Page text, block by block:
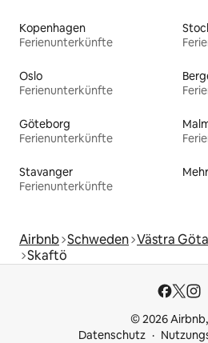
Kopenhagen
Ferienunterkünfte
Oslo
Ferienunterkünfte
Göteborg
Ferienunterkünfte
Stavanger
Ferienunterkünfte
Airbnb Schweden Västra
Skaftö
© 2026
Datenschutz